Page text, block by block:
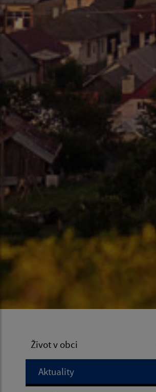
Život v obci
Aktuality